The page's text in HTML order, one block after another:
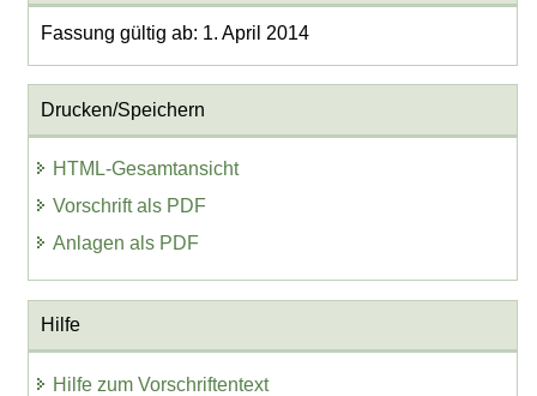
Fassung gültig ab: 1. April 2014
Drucken/Speichern
HTML-Gesamtansicht
Vorschrift als PDF
Anlagen als PDF
Hilfe
Hilfe zum Vorschriftentext